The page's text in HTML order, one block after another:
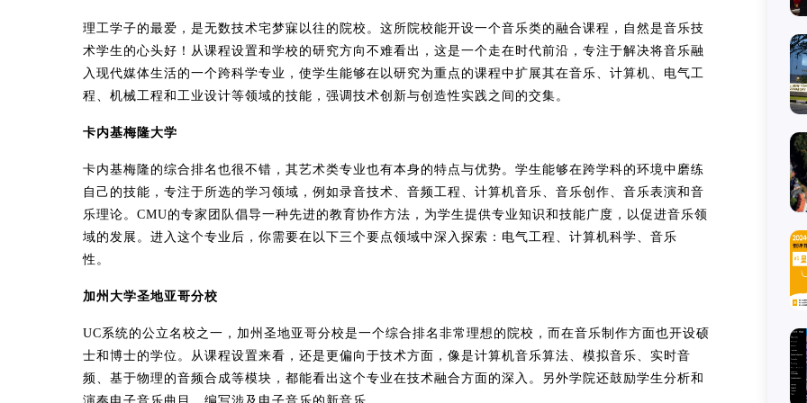
理工学子的最爱，是无数技术宅梦寐以往的院校。这所院校能开设一个音乐类的融合课程，自然是音乐技
术学生的心头好！从课程设置和学校的研究方向不难看出，这是一个走在时代前沿，专注于解决将音乐融
入现代媒体生活的一个跨科学专业，使学生能够在以研究为重点的课程中扩展其在音乐、计算机、电气工
程、机械工程和工业设计等领域的技能，强调技术创新与创造性实践之间的交集。
卡内基梅隆大学
卡内基梅隆的综合排名也很不错，其艺术类专业也有本身的特点与优势。学生能够在跨学科的环境中磨练
自己的技能，专注于所选的学习领域，例如录音技术、音频工程、计算机音乐、音乐创作、音乐表演和音
乐理论。CMU的专家团队倡导一种先进的教育协作方法，为学生提供专业知识和技能广度，以促进音乐领
域的发展。进入这个专业后，你需要在以下三个要点领域中深入探索：电气工程、计算机科学、音乐
性。
加州大学圣地亚哥分校
UC系统的公立名校之一，加州圣地亚哥分校是一个综合排名非常理想的院校，而在音乐制作方面也开设硕
士和博士的学位。从课程设置来看，还是更偏向于技术方面，像是计算机音乐算法、模拟音乐、实时音
频、基于物理的音频合成等模块，都能看出这个专业在技术融合方面的深入。另外学院还鼓励学生分析和